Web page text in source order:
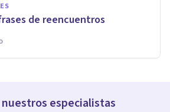
de reencuentros
especialistas